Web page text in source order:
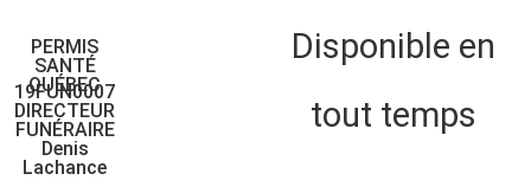
PERMIS
SANTÉ
QUÉBEC
19FUN0007
DIRECTEUR
FUNÉRAIRE
Denis
Lachance
Disponible en
tout temps